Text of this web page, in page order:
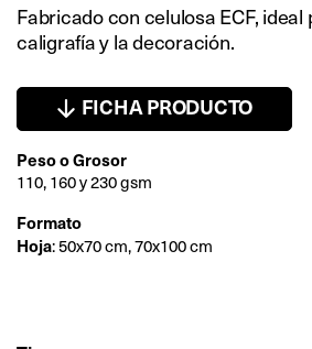
Fabricado con celulosa ECF, ideal
caligrafía y la decoración.
FICHA PRODUCTO
Peso o Grosor
110, 160 y 230 gsm
Formato
Hoja: 50x70 cm, 70x100 cm